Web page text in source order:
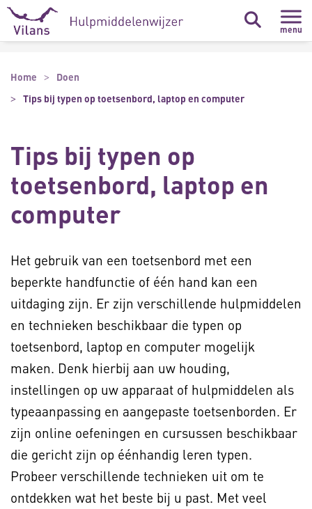
Naar hoofdinhoud
Naar footer
menu
Home
Doen
Tips bij typen op toetsenbord, laptop en computer
Tips bij typen op
toetsenbord, laptop en
computer
Het gebruik van een toetsenbord met een
beperkte handfunctie of één hand kan een
uitdaging zijn. Er zijn verschillende hulpmiddelen
en technieken beschikbaar die typen op
toetsenbord, laptop en computer mogelijk
maken. Denk hierbij aan uw houding,
instellingen op uw apparaat of hulpmiddelen als
typeaanpassing en aangepaste toetsenborden. Er
zijn online oefeningen en cursussen beschikbaar
die gericht zijn op éénhandig leren typen.
Probeer verschillende technieken uit om te
ontdekken wat het beste bij u past. Met veel